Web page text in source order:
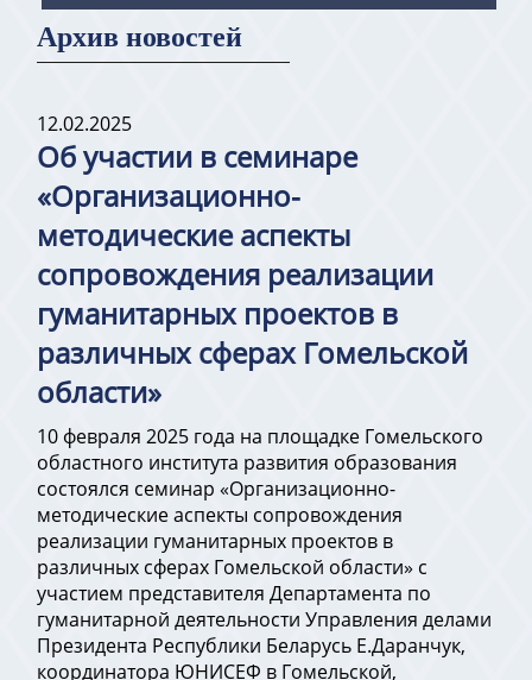
Архив новостей
12.02.2025
Об участии в семинаре
«Организационно-
методические аспекты
сопровождения реализации
гуманитарных проектов в
различных сферах Гомельской
области»
10 февраля 2025 года на площадке Гомельского
областного института развития образования
состоялся семинар «Организационно-
методические аспекты сопровождения
реализации гуманитарных проектов в
различных сферах Гомельской области» с
участием представителя Департамента по
гуманитарной деятельности Управления делами
Президента Республики Беларусь Е.Даранчук,
координатора ЮНИСЕФ в Гомельской,